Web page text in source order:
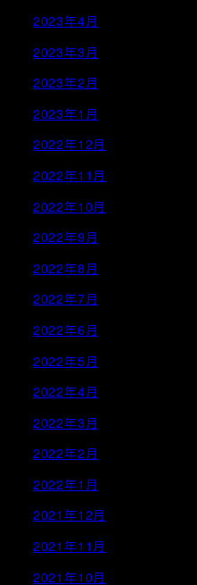
2023年4月
2023年3月
2023年2月
2023年1月
2022年12月
2022年11月
2022年10月
2022年9月
2022年8月
2022年7月
2022年6月
2022年5月
2022年4月
2022年3月
2022年2月
2022年1月
2021年12月
2021年11月
2021年10月